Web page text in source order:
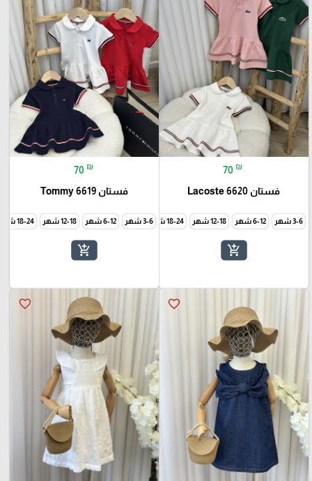
70 ₪
فستان 6620 Lacoste
3-6 شهر 6-12 شهر 12-18 شهر 18-24 شهر 24-30 شهر
add_shopping_cart
70 ₪
فستان Tommy 6619
3-6 شهر 6-12 شهر 12-18 شهر 18-24 شهر
add_shopping_cart
favorite_border
favorite_border